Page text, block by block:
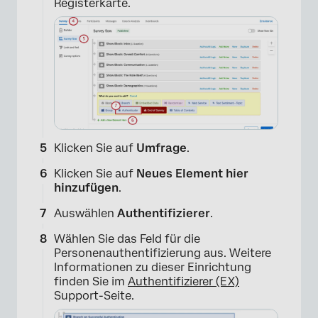
Registerkarte.
Klicken Sie auf Umfrage.
Klicken Sie auf Neues Element hier
hinzufügen.
Auswählen Authentifizierer.
Wählen Sie das Feld für die
Personenauthentifizierung aus. Weitere
Informationen zu dieser Einrichtung
finden Sie im Authentifizierer (EX)
Support-Seite.